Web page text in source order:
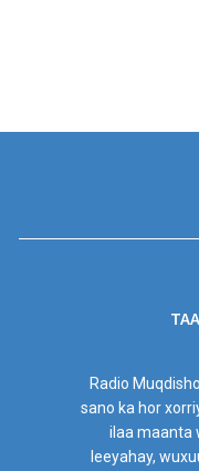
Radio
sano ka hor
ilaa maanta
leeyahay,